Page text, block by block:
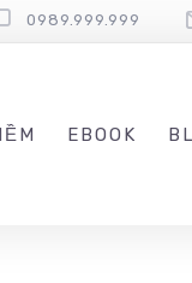
0989.999.999
EBOOK